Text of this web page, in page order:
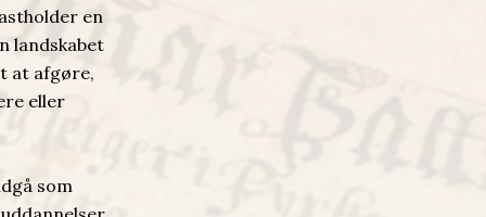
en
landskabet
at afgøre,
eller
som